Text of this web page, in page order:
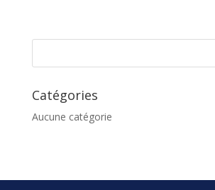
Catégories
Aucune catégorie